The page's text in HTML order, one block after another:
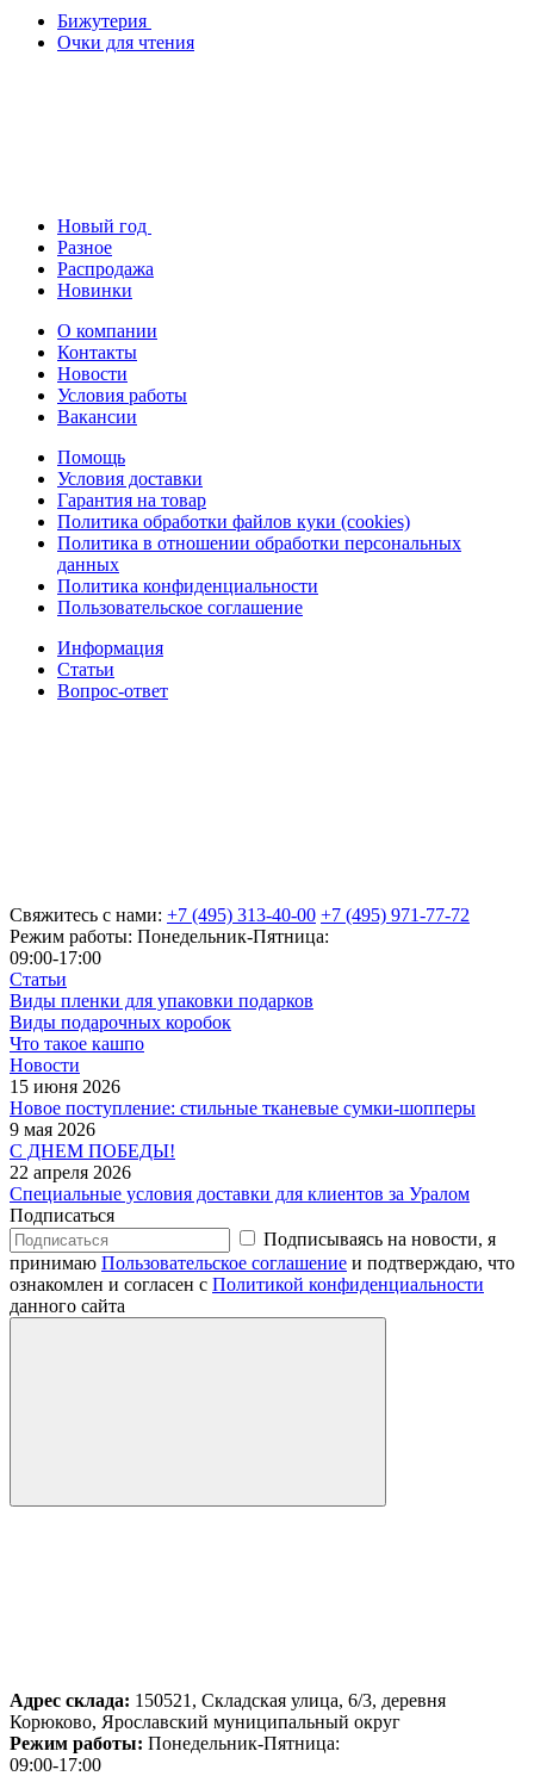
Бижутерия
Очки для чтения
Новый год
Разное
Распродажа
Новинки
О компании
Контакты
Новости
Условия работы
Вакансии
Помощь
Условия доставки
Гарантия на товар
Политика обработки файлов куки (cookies)
Политика в отношении обработки персональных
данных
Политика конфиденциальности
Пользовательское соглашение
Информация
Статьи
Вопрос-ответ
Свяжитесь с нами: +7 (495) 313-40-00 +7 (495) 971-77-72
Режим работы: Понедельник-Пятница:
09:00-17:00
Статьи
Виды пленки для упаковки подарков
Виды подарочных коробок
Что такое кашпо
Новости
15 июня 2026
Новое поступление: стильные тканевые сумки-шопперы
9 мая 2026
С ДНЕМ ПОБЕДЫ!
22 апреля 2026
Специальные условия доставки для клиентов за Уралом
Подписаться
Подписываясь на новости, я
принимаю Пользовательское соглашение и подтверждаю, что
ознакомлен и согласен с Политикой конфиденциальности
данного сайта
Адрес склада: 150521, Складская улица, 6/3, деревня
Корюково, Ярославский муниципальный округ
Режим работы: Понедельник-Пятница:
09:00-17:00